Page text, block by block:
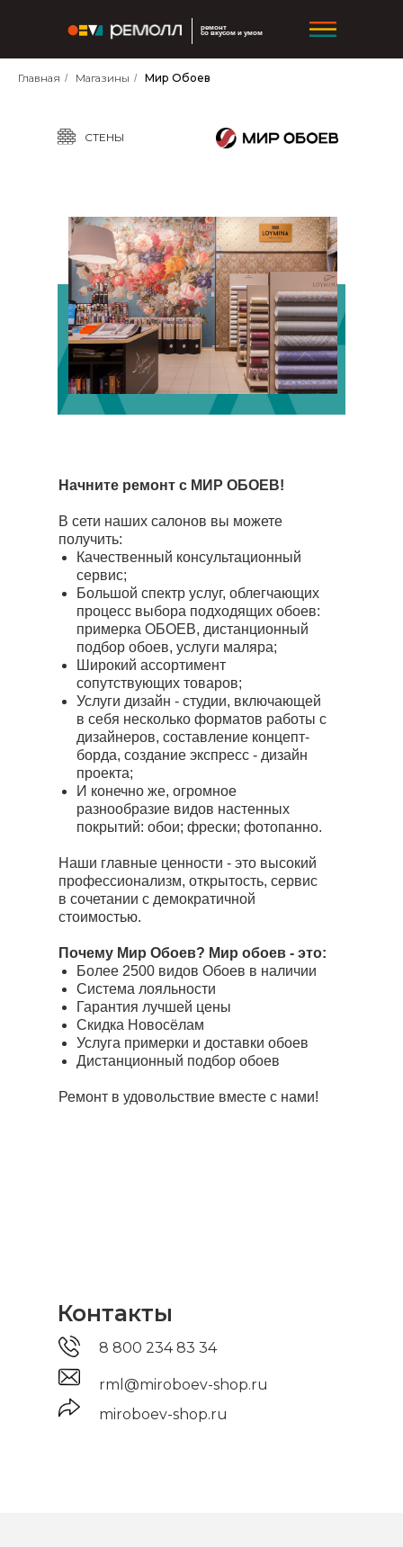
ремонт
со вкусом и умом
Главная / Магазины / Мир Обоев
Начните ремонт с МИР ОБОЕВ!
В сети наших салонов вы можете
получить:
Качественный консультационный
сервис;
Большой спектр услуг, облегчающих
процесс выбора подходящих обоев:
примерка ОБОЕВ, дистанционный
подбор обоев, услуги маляра;
Широкий ассортимент
сопутствующих товаров;
Услуги дизайн - студии, включающей
в себя несколько форматов работы с
дизайнеров, составление концепт-
борда, создание экспресс - дизайн
проекта;
И конечно же, огромное
разнообразие видов настенных
покрытий: обои; фрески; фотопанно.
Наши главные ценности - это высокий
профессионализм, открытость, сервис
в сочетании с демократичной
стоимостью.
Почему Мир Обоев? Мир обоев - это:
Более 2500 видов Обоев в наличии
Система лояльности
Гарантия лучшей цены
Скидка Новосёлам
Услуга примерки и доставки обоев
Дистанционный подбор обоев
Ремонт в удовольствие вместе с нами!
СТЕНЫ
Контакты
8 800 234 83 34
rml@miroboev-shop.ru
miroboev-shop.ru